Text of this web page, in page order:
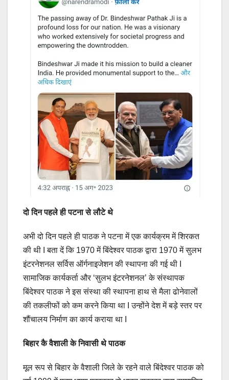
दो दिन पहले ही पटना से लौटे थे
अभी दो दिन पहले ही पाठक ने पटना में एक कार्यक्रम में शिरकत
की थी I बता दें कि 1970 में बिंदेश्वर पाठक द्वारा 1970 में सुलभ
इंटरनेशनल सर्विस ऑर्गनाइजेशन की स्थापना की गई थी I
सामाजिक कार्यकर्ता और ‘सुलभ इंटरनेशनल’ के संस्थापक
बिंदेश्वर पाठक ने इस संस्था की स्थापना हाथ से मैला ढोनेवालों
की तकलीफों को कम करने किया था I उन्होंने देश में बड़े स्तर पर
शौंचालय निर्माण का कार्य कराया था I
बिहार कै वैशाली के निवासी थे पाठक
मूल रूप से बिहार के वैशाली जिले के रहने वाले बिंदेश्वर पाठक को